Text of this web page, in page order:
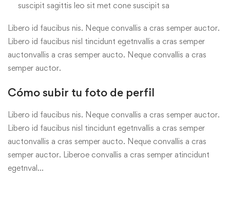
suscipit sagittis leo sit met cone suscipit sa
Libero id faucibus nis. Neque convallis a cras semper auctor.
Libero id faucibus nisl tincidunt egetnvallis a cras semper
auctonvallis a cras semper aucto. Neque convallis a cras
semper auctor.
Cómo subir tu foto de perfil
Libero id faucibus nis. Neque convallis a cras semper auctor.
Libero id faucibus nisl tincidunt egetnvallis a cras semper
auctonvallis a cras semper aucto. Neque convallis a cras
semper auctor. Liberoe convallis a cras semper atincidunt
egetnval…